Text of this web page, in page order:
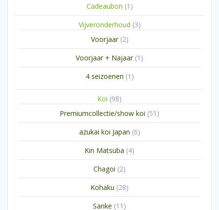
Cadeaubon 1 1
product
Vijveronderhoud 33
Voorjaar 22
producten
Voorjaar + Najaar 1 1
product
4 seizoenen 1 1
Koi 9898
producten
Premiumcollectie/show koi 51 51
producten
azukai koi Japan 66
producten
Kin Matsuba 44
producten
Chagoi 22
producten
Kohaku 2828
producten
Sanke 11 11